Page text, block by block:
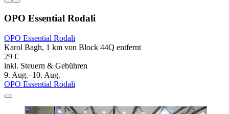
OPO Essential Rodali
OPO Essential Rodali
Karol Bagh, 1 km von Block 44Q entfernt
29 €
inkl. Steuern & Gebühren
9. Aug.–10. Aug.
OPO Essential Rodali